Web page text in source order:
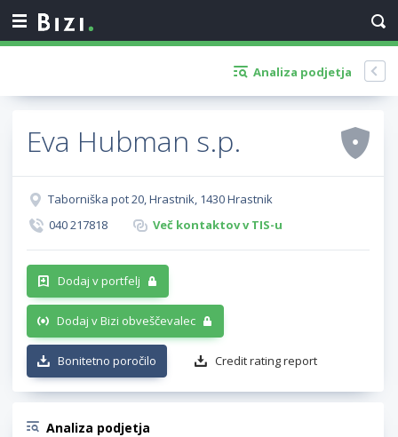
Analiza podjetja
Eva Hubman s.p.
Taborniška pot 20, Hrastnik, 1430 Hrastnik
040 217818
Več kontaktov v TIS-u
Dodaj v portfelj
Dodaj v Bizi obveščevalec
Bonitetno poročilo Credit rating report
Analiza podjetja